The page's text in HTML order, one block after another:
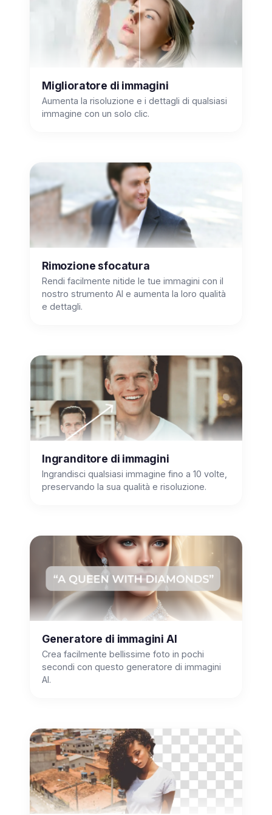
Miglioratore di immagini
Aumenta la risoluzione e i dettagli di qualsiasi
immagine con un solo clic.
Rimozione sfocatura
Rendi facilmente nitide le tue immagini con il
nostro strumento AI e aumenta la loro qualità
e dettagli.
Ingranditore di immagini
Ingrandisci qualsiasi immagine fino a 10 volte,
preservando la sua qualità e risoluzione.
Generatore di immagini AI
Crea facilmente bellissime foto in pochi
secondi con questo generatore di immagini
AI.